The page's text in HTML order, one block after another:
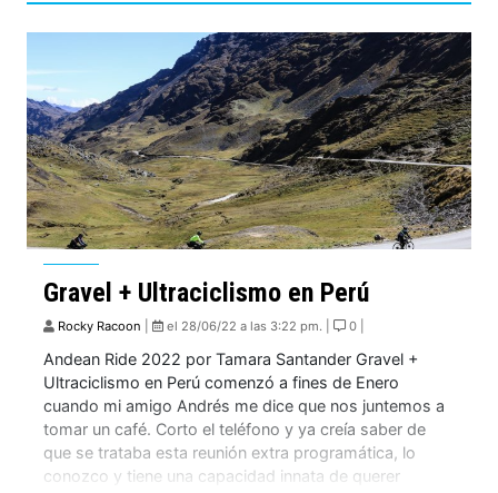
Gravel + Ultraciclismo en Perú
Rocky Racoon el 28/06/22 a las 3:22 pm. | 0 |
Andean Ride 2022 por Tamara Santander Gravel +
Ultraciclismo en Perú comenzó a fines de Enero
cuando mi amigo Andrés me dice que nos juntemos a
tomar un café. Corto el teléfono y ya creía saber de
que se trataba esta reunión extra programática, lo
conozco y tiene una capacidad innata de querer